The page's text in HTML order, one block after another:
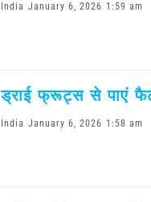
India January 6, 2026 1:59 am
ड्राई फ्रूट्स से पाएं
India January 6, 2026 1:58 am